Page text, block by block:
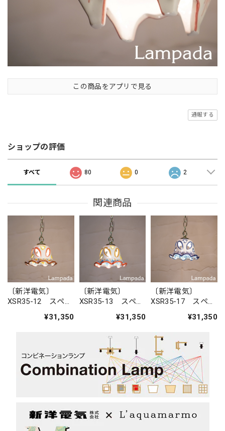
この商品をアプリで見る
通報する
ショップの評価
すべて 80 0 2
関連商品
〔新洋電気〕
XSR35-12 スペイ
¥31,350
〔新洋電気〕
XSR35-13 スペイ
¥31,350
〔新洋電気〕
XSR35-17 スペイ
¥31,350